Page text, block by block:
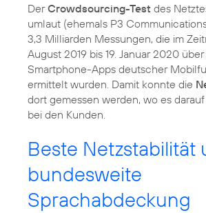
DerCrowdsourcing-Test des
umlaut (ehemals P3
3,3 Milliarden Messungen, die im
August 2019 bis 19. Januar 2020
Smartphone-Apps deutscher
ermittelt wurden. Damit konnte die
dort gemessen werden, wo es
bei den Kunden.
Beste Netzstabilität
bundesweite
Sprachabdeckung